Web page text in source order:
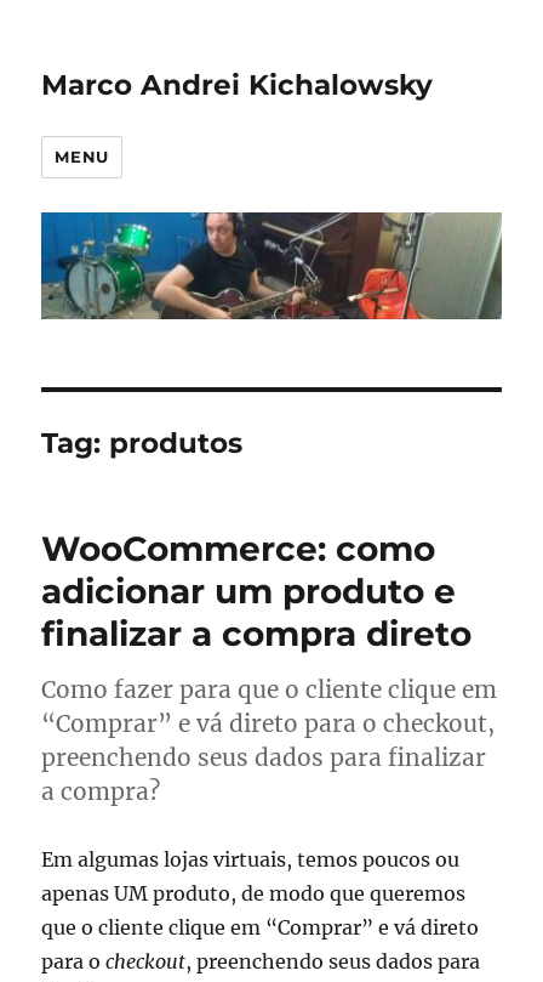
Marco Andrei Kichalowsky
MENU
Tag: produtos
WooCommerce: como
adicionar um produto e
finalizar a compra direto
Como fazer para que o cliente clique em
“Comprar” e vá direto para o checkout,
preenchendo seus dados para finalizar
a compra?
Em algumas lojas virtuais, temos poucos ou
apenas UM produto, de modo que queremos
que o cliente clique em “Comprar” e vá direto
para ocheckout, preenchendo seus dados para